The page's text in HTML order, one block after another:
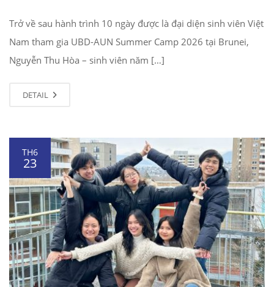
Trở về sau hành trình 10 ngày được là đại diện sinh viên Việt
Nam tham gia UBD-AUN Summer Camp 2026 tại Brunei,
Nguyễn Thu Hòa – sinh viên năm […]
DETAIL
TH6
23